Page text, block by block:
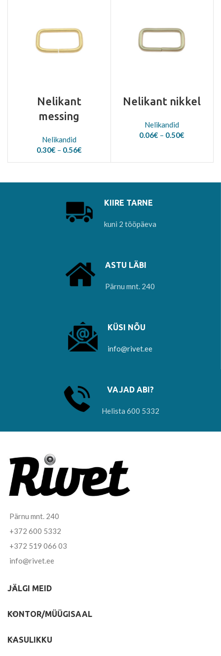
Nelikant
messing
Nelikandid
0.30€ – 0.56€Price
Nelikant nikkel
Nelikandid
0.06€ – 0.50€
through
KIIRE TARNE
kuni 2 tööpäeva
ASTU LÄBI
Pärnu mnt. 240
KÜSI NÕU
info@rivet.ee
VAJAD ABI?
Helista 600 5332
Pärnu mnt. 240
+372 600 5332
+372 519 066 03
info@rivet.ee
JÄLGI MEID
KONTOR/MÜÜGISAAL
KASULIKKU